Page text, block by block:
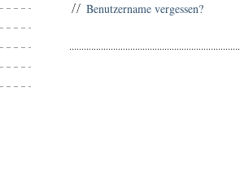
Benutzername vergessen?